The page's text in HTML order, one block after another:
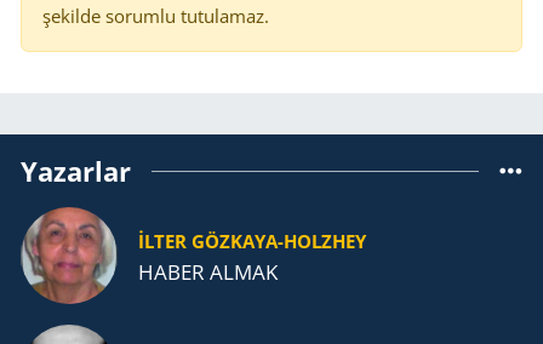
şekilde sorumlu tutulamaz.
Yazarlar
İLTER GÖZKAYA-HOLZHEY
HABER ALMAK